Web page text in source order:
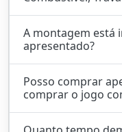
A montagem está
apresentado?
Posso comprar
comprar o jogo